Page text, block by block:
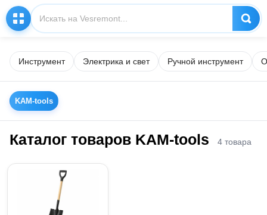
Инструмент Электрика и свет Ручной инструмент
KAM-tools
Каталог товаров KAM-tools 4 товара